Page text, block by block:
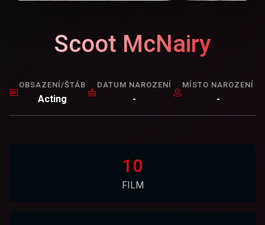
Scoot McNairy
OBSAZENÍ/ŠTÁB
Acting
DATUM NAROZENÍ
-
MÍSTO NAROZENÍ
-
10
FILM